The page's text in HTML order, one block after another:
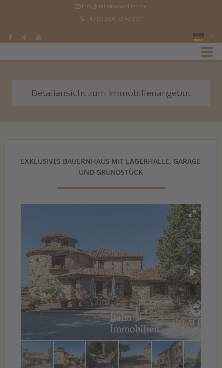
info@italiaimmobilien.de
+49 (0) 2606 33 43 399
Detailansicht zum Immobilienangebot
EXKLUSIVES BAUERNHAUS MIT LAGERHALLE, GARAGE
UND GRUNDSTÜCK